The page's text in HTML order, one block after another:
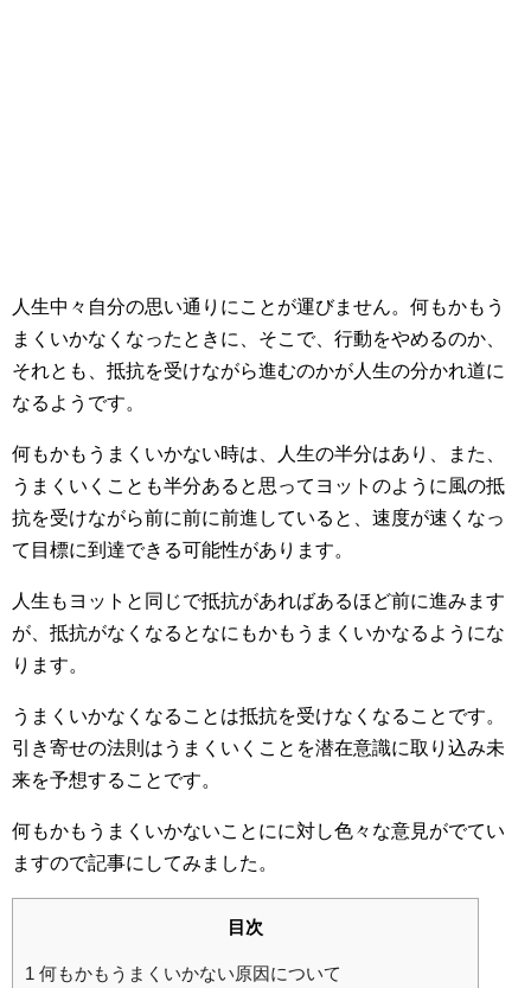
人生中々自分の思い通りにことが運びません。何もかもう
まくいかなくなったときに、そこで、行動をやめるのか、
それとも、抵抗を受けながら進むのかが人生の分かれ道に
なるようです。
何もかもうまくいかない時は、人生の半分はあり、また、
うまくいくことも半分あると思ってヨットのように風の抵
抗を受けながら前に前に前進していると、速度が速くなっ
て目標に到達できる可能性があります。
人生もヨットと同じで抵抗があればあるほど前に進みます
が、抵抗がなくなるとなにもかもうまくいかなるようにな
ります。
うまくいかなくなることは抵抗を受けなくなることです。
引き寄せの法則はうまくいくことを潜在意識に取り込み未
来を予想することです。
何もかもうまくいかないことにに対し色々な意見がでてい
ますので記事にしてみました。
目次
1 何もかもうまくいかない原因について